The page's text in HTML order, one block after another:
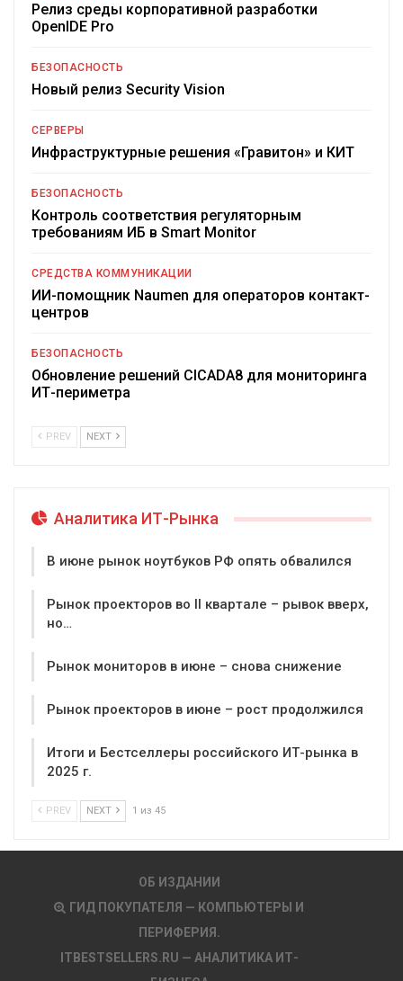
Релиз среды корпоративной разработки
OpenIDE Pro
БЕЗОПАСНОСТЬ
Новый релиз Security Vision
СЕРВЕРЫ
Инфраструктурные решения «Гравитон» и КИТ
БЕЗОПАСНОСТЬ
Контроль соответствия регуляторным
требованиям ИБ в Smart Monitor
СРЕДСТВА КОММУНИКАЦИИ
ИИ-помощник Naumen для операторов контакт-
центров
БЕЗОПАСНОСТЬ
Обновление решений CICADA8 для мониторинга
ИТ-периметра
PREV NEXT
Аналитика ИТ-Рынка
В июне рынок ноутбуков РФ опять обвалился
Рынок проекторов во II квартале – рывок вверх,
но…
Рынок мониторов в июне – снова снижение
Рынок проекторов в июне – рост продолжился
Итоги и Бестселлеры российского ИТ-рынка в
2025 г.
PREV NEXT 1 из 45
ОБ ИЗДАНИИ
ГИД ПОКУПАТЕЛЯ — КОМПЬЮТЕРЫ И
ПЕРИФЕРИЯ.
ITBESTSELLERS.RU — АНАЛИТИКА ИТ-